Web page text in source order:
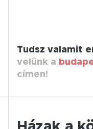
Tudsz valamit
velünk a
címen!